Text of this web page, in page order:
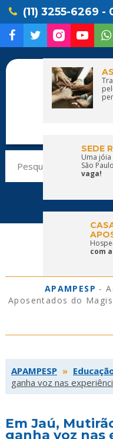
(11) 3255-6269
por:
SEDE
Uma
São
vaga!
com
APAMPESP -
Aposentados do
APAMPESP »
ganha voz nas
Em Jaú,
ganha voz nas